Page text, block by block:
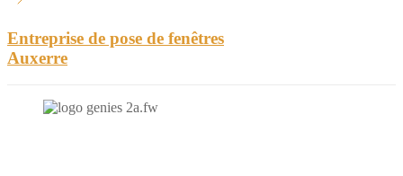
Entreprise de pose de fenêtres
Auxerre